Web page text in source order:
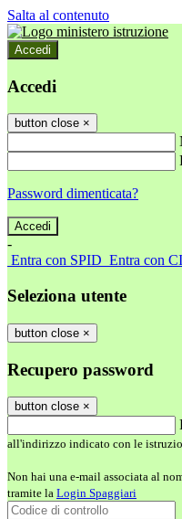
Salta al contenuto
Accedi
Accedi
button close ×
Password dimenticata?
-
Entra con SPID Entra con
Seleziona utente
button close ×
Recupero password
button close ×
all'indirizzo indicato con le
Non hai una e-mail associata al
tramite la Login Spaggiari